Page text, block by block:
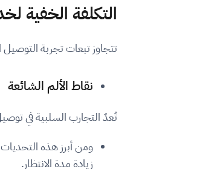
التكلفة الخفية
تتجاوز تبعات تجربة
نقاط الألم الشائعة
تُعدّ التجارب السلبية في
ومن أبرز هذه
زيادة مدة الانتظار.